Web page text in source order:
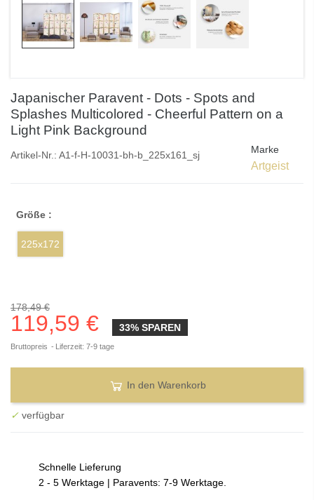
Japanischer Paravent - Dots - Spots and
Splashes Multicolored - Cheerful Pattern on a
Light Pink Background
Artikel-Nr.: A1-f-H-10031-bh-b_225x161_sj Marke
Artgeist
Größe :
225x172
178,49 €
119,59 € 33% SPAREN
Bruttopreis Liferzeit: 7-9 tage
In den Warenkorb
✓ verfügbar
Schnelle Lieferung
2 - 5 Werktage | Paravents: 7-9 Werktage.